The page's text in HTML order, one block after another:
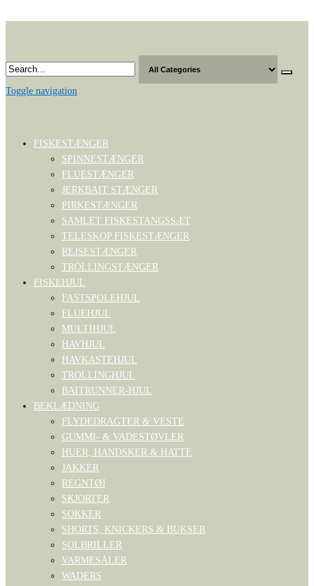
content
Toggle navigation
FISKESTÆNGER
SPINNESTÆNGER
FLUESTÆNGER
JERKBAIT STÆNGER
PIRKESTÆNGER
SAMLET FISKESTANGSSÆT
TELESKOP FISKESTÆNGER
REJSESTÆNGER
TROLLINGSTÆNGER
FISKEHJUL
FASTSPOLEHJUL
FLUEHJUL
MULTIHJUL
HAVHJUL
HAVKASTEHJUL
TROLLINGHJUL
BAITRUNNER-HJUL
BEKLÆDNING
FLYDEDRAGTER & VESTE
GUMMI- & VADESTØVLER
HUER, HANDSKER & HATTE
JAKKER
REGNTØJ
SKJORTER
SOKKER
SHORTS, KNICKERS & BUKSER
SOLBRILLER
VARMESÅLER
WADERS